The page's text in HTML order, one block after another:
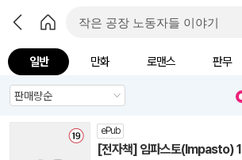
일반 만화 로맨스 판무
ePub
[전자책] 임파스토(Impasto) 1